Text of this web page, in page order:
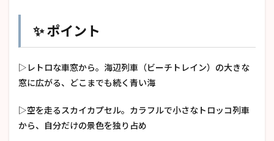
✨ ポイント
▷レトロな車窓から。海辺列車（ビーチトレイン）の大きな
窓に広がる、どこまでも続く青い海
▷空を走るスカイカプセル。カラフルで小さなトロッコ列車
から、自分だけの景色を独り占め